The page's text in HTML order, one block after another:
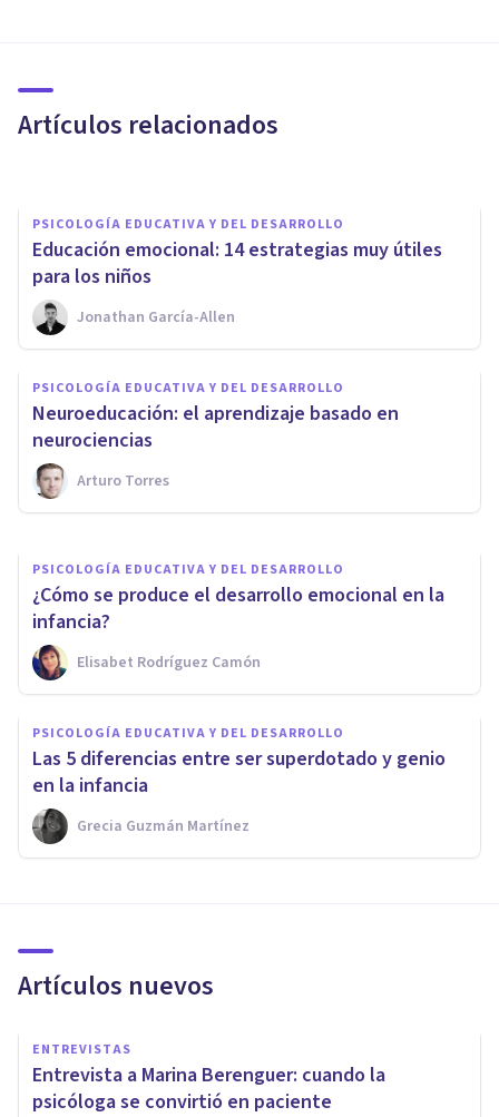
Artículos relacionados
beneficios)
PSICOLOGÍA EDUCATIVA Y DEL DESARROLLO
​Educación emocional: 14 estrategias muy útiles
para los niños
Jonathan García-Allen
PSICOLOGÍA EDUCATIVA Y DEL DESARROLLO
​Neuroeducación: el aprendizaje basado en
neurociencias
Arturo Torres
¿Para qué sirve la Educación
Emocional?
Luisa Ramírez
PSICOLOGÍA EDUCATIVA Y DEL DESARROLLO
¿Cómo se produce el desarrollo emocional en la
infancia?
Elisabet Rodríguez Camón
PSICOLOGÍA EDUCATIVA Y DEL DESARROLLO
Las 5 diferencias entre ser superdotado y genio
en la infancia
Grecia Guzmán Martínez
Artículos nuevos
ENTREVISTAS
Entrevista a Marina Berenguer: cuando la
psicóloga se convirtió en paciente